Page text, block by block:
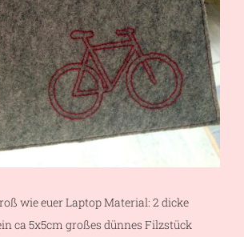
wie euer Laptop Material: 2 dicke
ca 5x5cm großes dünnes Filzstück